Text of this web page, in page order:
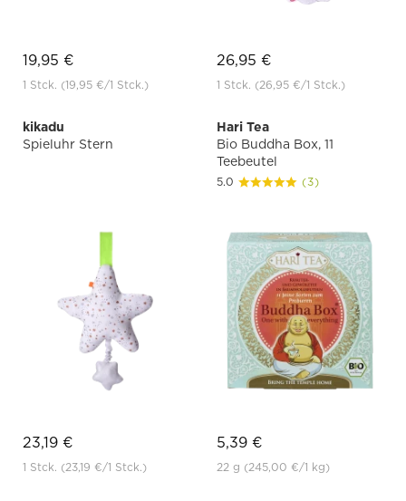
19,95 €
1 Stck. (19,95 €/1 Stck.)
26,95 €
1 Stck. (26,95 €/1 Stck.)
kikadu
Spieluhr Stern
23,19 €
1 Stck. (23,19 €/1 Stck.)
Hari Tea
Bio Buddha Box, 11
Teebeutel
5.0 (3)
5,39 €
22 g (245,00 €/1 kg)